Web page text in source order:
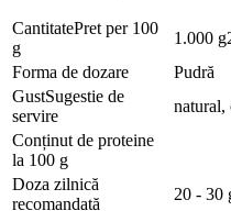
CantitatePret per 100
g
1.000
Forma de dozare
Pudră
GustSugestie de
servire
natural,
Conținut de proteine
la 100 g
Doza zilnică
recomandată
20 - 30